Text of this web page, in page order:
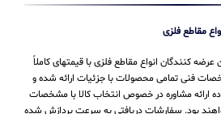
مقاطع فلزی
عرضه کنندگان انواع مقاطع فلزی با قیمتهای کاملاً
فنی تمامی محصولات با جزئیات ارائه شده و
ارائه مشاوره در خصوص انتخاب کالا با مشخصات
بود. سفارشات دریافتی به سرعت پردازش شده